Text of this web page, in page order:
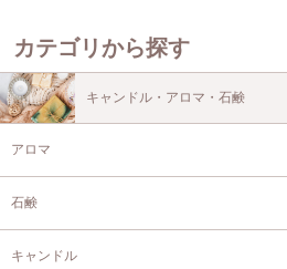
カテゴリから探す
キャンドル・アロマ・石鹸
アロマ
石鹸
キャンドル